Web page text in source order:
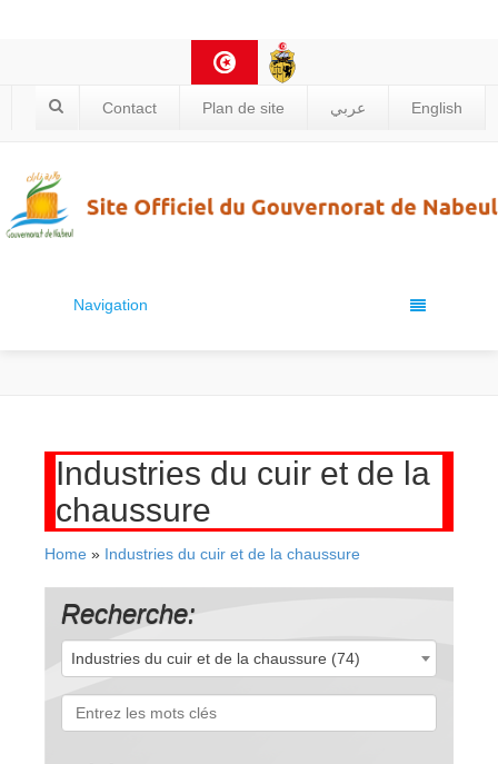
Contact Plan de site عربي English
Navigation
Industries du cuir et de la
chaussure
Home » Industries du cuir et de la chaussure
Recherche:
Industries du cuir et de la chaussure (74)